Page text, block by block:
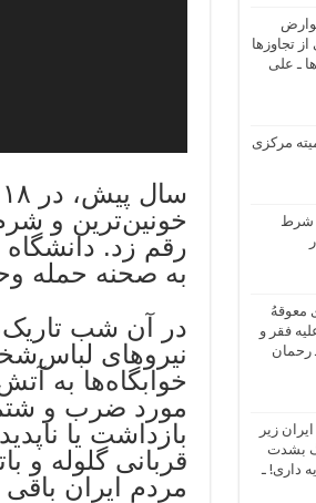
خونین‌ترین و
رقم زد. دانشگاه
به صحنه حمله
در آن شب
نیروهای
خوابگاه‌ها به
مورد ضرب و شتم
بازداشت یا
قربانی گلوله و
مردم ایران
تجاوزها
ـ علی
کمیته مرکزی
شرط
معوقهُ
فقر و
رحمان
زیر
بشدت
داری! ـ